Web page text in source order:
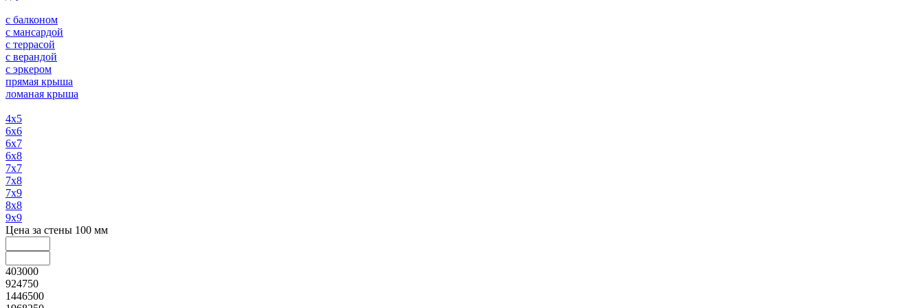
с балконом
с мансардой
с террасой
с верандой
с эркером
прямая крыша
ломаная крыша
4х5
6х6
6х7
6х8
7х7
7х8
7х9
8х8
9х9
Цена за стены 100 мм
403000
924750
1446500